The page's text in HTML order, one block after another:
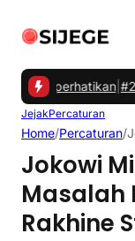
Diperhatikan|#2 -
JejakPercaturan
Home/Percaturan/
Jokowi
Masalah
Rakhine